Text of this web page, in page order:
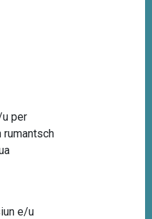
per
rumantsch
e/u